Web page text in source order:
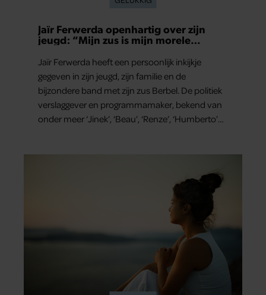
Jaïr Ferwerda openhartig over zijn
jeugd: “Mijn zus is mijn morele
Jaïr Ferwerda heeft een persoonlijk inkijkje
gegeven in zijn jeugd, zijn familie en de
bijzondere band met zijn zus Berbel. De politiek
verslaggever en programmamaker, bekend van
onder meer ‘Jinek’, ‘Beau’, ‘Renze’, ‘Humberto’